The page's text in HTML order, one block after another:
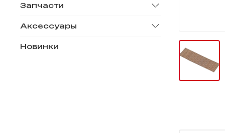
Запчасти
Аксессуары
Новинки